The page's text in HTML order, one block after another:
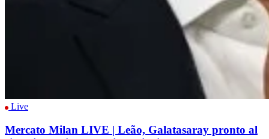
Live
Mercato Milan LIVE | Leão, Galatasaray pronto al